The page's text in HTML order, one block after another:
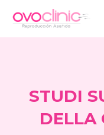
STUDI
DELLA